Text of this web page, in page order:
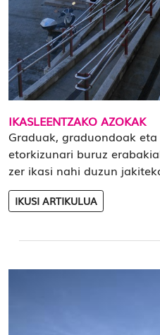
IKASLEENTZAKO AZOKAK
Graduak, graduondoak
etorkizunari buruz
zer ikasi nahi duzun
IKUSI ARTIKULUA